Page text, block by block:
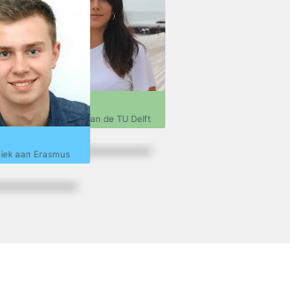
Sofi
Ontwerpen aan de TU Delft
aan Erasmus